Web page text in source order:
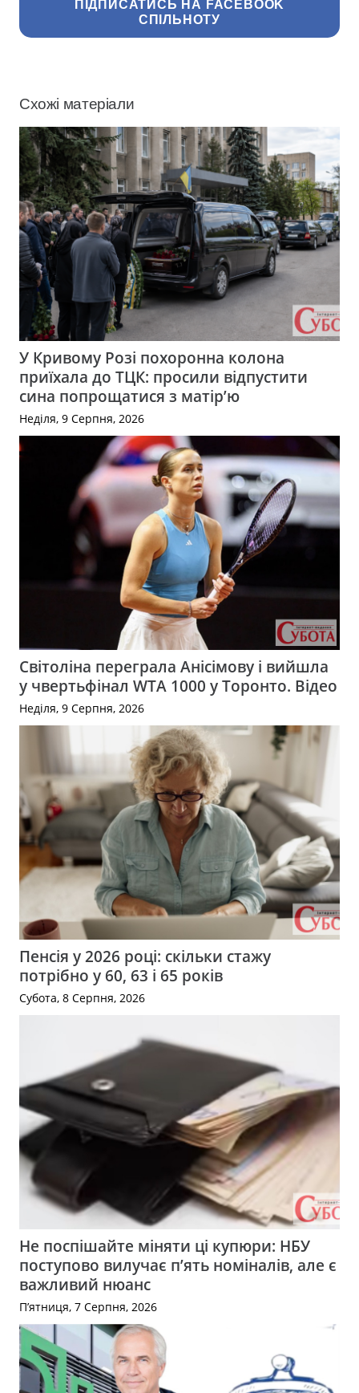
ПІДПИСАТИСЬ НА FACEBOOK
СПІЛЬНОТУ
Схожі матеріали
У Кривому Розі похоронна колона
приїхала до ТЦК: просили відпустити
сина попрощатися з матір’ю
Неділя, 9 Серпня, 2026
Світоліна переграла Анісімову і вийшла
у чвертьфінал WTA 1000 у Торонто. Відео
Неділя, 9 Серпня, 2026
Пенсія у 2026 році: скільки стажу
потрібно у 60, 63 і 65 років
Субота, 8 Серпня, 2026
Не поспішайте міняти ці купюри: НБУ
поступово вилучає п’ять номіналів, але є
важливий нюанс
П’ятниця, 7 Серпня, 2026